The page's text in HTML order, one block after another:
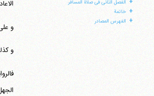
الفصل الثانی فی صلاة المسافر
+ خاتمة
+ الفهرس المصادر
و
و